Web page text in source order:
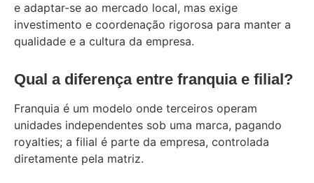
e adaptar-se ao mercado local, mas exige
investimento e coordenação rigorosa para manter a
qualidade e a cultura da empresa.
Qual a diferença entre franquia e filial?
Franquia é um modelo onde terceiros operam
unidades independentes sob uma marca, pagando
royalties; a filial é parte da empresa, controlada
diretamente pela matriz.